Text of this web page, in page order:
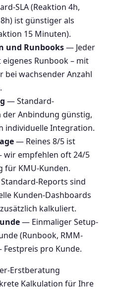
SLA (Reaktion 4h,
ist günstiger als
15 Minuten).
und Runbooks— Jeder
Runbook – mit
bei wachsender Anzahl
— Standard-
Anbindung günstig,
individuelle Integration.
— Reines 8/5 ist
wir empfehlen oft 24/5
für KMU-Kunden.
Reports sind
Kunden-Dashboards
kalkuliert.
— Einmaliger Setup-
(Runbook, RMM-
Festpreis pro Kunde.
Erstberatung
Kalkulation für Ihre